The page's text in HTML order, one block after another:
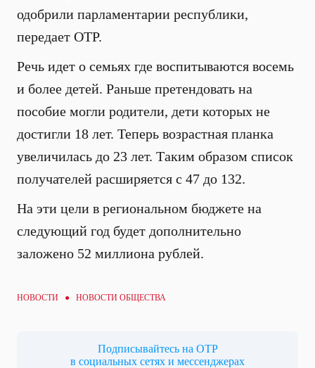
одобрили парламентарии республики,
передает ОТР.
Речь идет о семьях где воспитываются восемь
и более детей. Раньше претендовать на
пособие могли родители, дети которых не
достигли 18 лет. Теперь возрастная планка
увеличилась до 23 лет. Таким образом список
получателей расширяется с 47 до 132.
На эти цели в региональном бюджете на
следующий год будет дополнительно
заложено 52 миллиона рублей.
НОВОСТИ ● НОВОСТИ ОБЩЕСТВА
Подписывайтесь на ОТР
в социальных сетях и мессенджерах